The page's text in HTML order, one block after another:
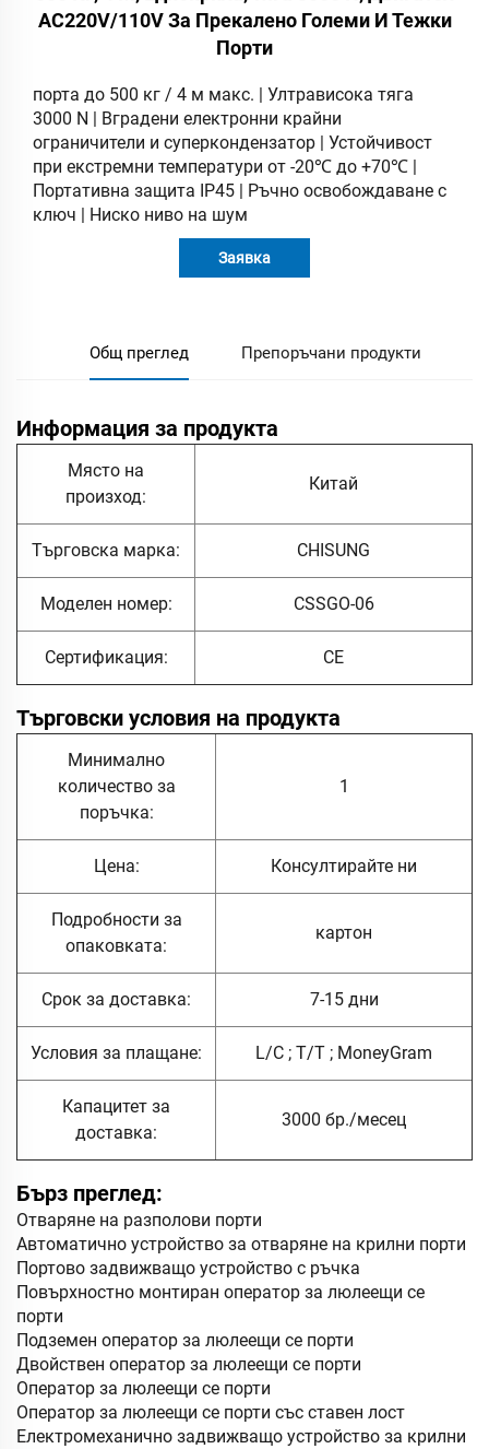
AC220V/110V За Прекалено Големи И Тежки
Порти
порта до 500 кг / 4 м макс. | Ултрависока тяга
3000 N | Вградени електронни крайни
ограничители и суперкондензатор | Устойчивост
при екстремни температури от -20℃ до +70℃ |
Портативна защита IP45 | Ръчно освобождаване с
ключ | Ниско ниво на шум
Заявка
Общ преглед Препоръчани продукти
Информация за продукта
Място на
произход:
Китай
Търговска марка: CHISUNG
Моделен номер: CSSGO-06
Сертификация: CE
Търговски условия на продукта
Минимално
количество за
поръчка:
1
Цена: Консултирайте ни
Подробности за
опаковката:
картон
Срок за доставка: 7-15 дни
Условия за плащане: L/C ; T/T ; MoneyGram
Капацитет за
доставка:
3000 бр./месец
Бърз преглед:
Отваряне на разполови порти
Автоматично устройство за отваряне на крилни порти
Портово задвижващо устройство с ръчка
Повърхностно монтиран оператор за люлеещи се
порти
Подземен оператор за люлеещи се порти
Двойствен оператор за люлеещи се порти
Оператор за люлеещи се порти
Оператор за люлеещи се порти със ставен лост
Електромеханично задвижващо устройство за крилни